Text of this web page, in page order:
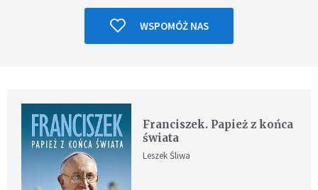
WSPOMÓŻ NAS
Franciszek. Papież z końca
świata
Leszek Śliwa